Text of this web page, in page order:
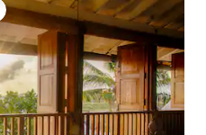
plus appréciés